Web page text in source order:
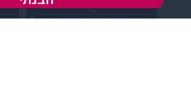
שירות לקוחות: